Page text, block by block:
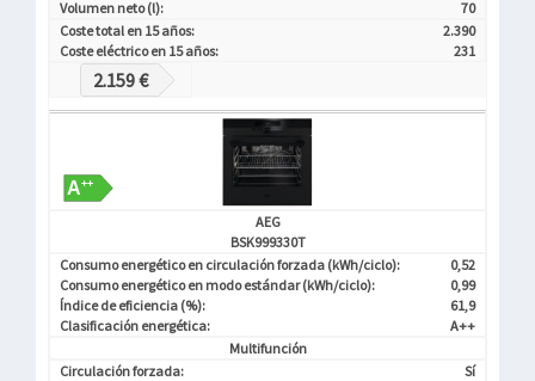
Volumen neto (l):
70
Coste total en 15 años:
2.390
Coste eléctrico en 15 años:
231
2.159 €
AEG
BSK999330T
Consumo energético en circulación forzada (kWh/ciclo):
0,52
Consumo energético en modo estándar (kWh/ciclo):
0,99
Índice de eficiencia (%):
61,9
Clasificación energética:
A++
Multifunción
Circulación forzada:
Sí